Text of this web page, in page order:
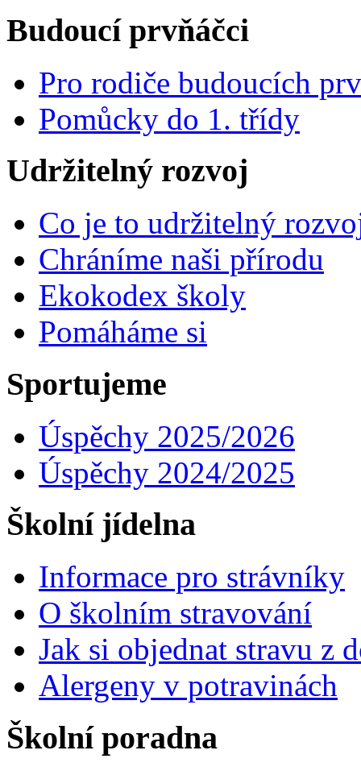
Budoucí prvňáčci
Pro rodiče budoucích
Pomůcky do 1. třídy
Udržitelný rozvoj
Co je to udržitelný
Chráníme naši přírodu
Ekokodex školy
Pomáháme si
Sportujeme
Úspěchy 2025/2026
Úspěchy 2024/2025
Školní jídelna
Informace pro strávníky
O školním stravování
Jak si objednat stravu z
Alergeny v potravinách
Školní poradna